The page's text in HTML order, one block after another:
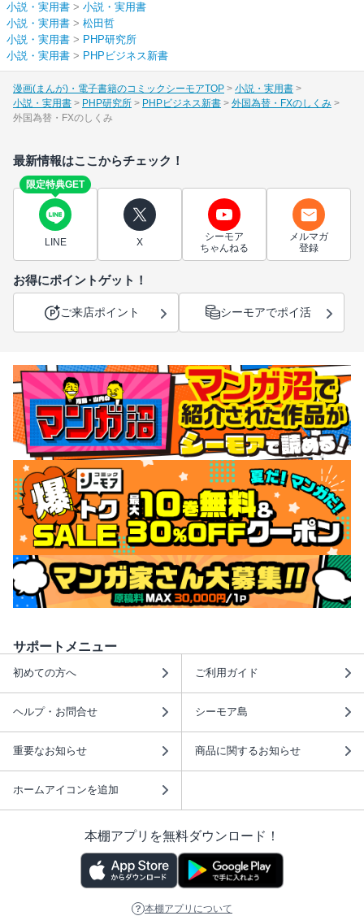
小説・実用書 > 小説・実用書
小説・実用書 > 松田哲
小説・実用書 > PHP研究所
小説・実用書 > PHPビジネス新書
漫画(まんが)・電子書籍のコミックシーモアTOP
小説・実用書
小説・実用書
PHP研究所 PHPビジネス新書
外国為替・FXのしくみ
外国為替・FXのしくみ
最新情報はここからチェック！
限定特典GET
LINE X
シーモア
ちゃんねる
メルマガ
登録
お得にポイントゲット！
ご来店ポイント シーモアでポイ活
サポートメニュー
初めての方へ ご利用ガイド
ヘルプ・お問合せ シーモア島
重要なお知らせ 商品に関するお知らせ
ホームアイコンを追加
本棚アプリを無料ダウンロード！
本棚アプリについて